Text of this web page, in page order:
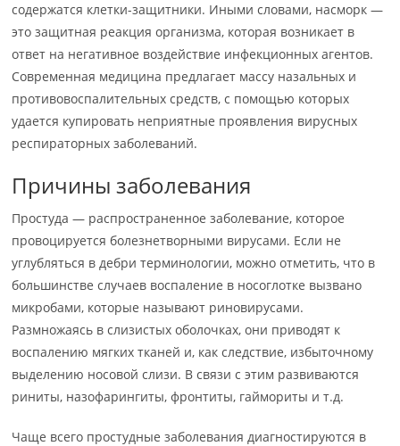
содержатся клетки-защитники. Иными словами, насморк —
это защитная реакция организма, которая возникает в
ответ на негативное воздействие инфекционных агентов.
Современная медицина предлагает массу назальных и
противовоспалительных средств, с помощью которых
удается купировать неприятные проявления вирусных
респираторных заболеваний.
Причины заболевания
Простуда — распространенное заболевание, которое
провоцируется болезнетворными вирусами. Если не
углубляться в дебри терминологии, можно отметить, что в
большинстве случаев воспаление в носоглотке вызвано
микробами, которые называют риновирусами.
Размножаясь в слизистых оболочках, они приводят к
воспалению мягких тканей и, как следствие, избыточному
выделению носовой слизи. В связи с этим развиваются
риниты, назофарингиты, фронтиты, гаймориты и т.д.
Чаще всего простудные заболевания диагностируются в